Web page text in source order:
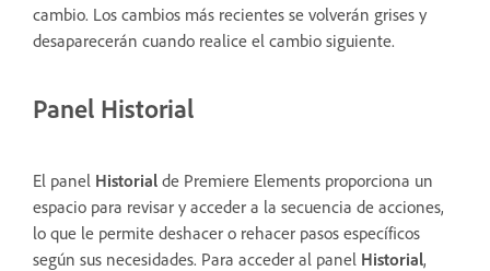
cambio. Los cambios más recientes se volverán grises y
desaparecerán cuando realice el cambio siguiente.
Panel Historial
El panel Historial de Premiere Elements proporciona un
espacio para revisar y acceder a la secuencia de acciones,
lo que le permite deshacer o rehacer pasos específicos
según sus necesidades. Para acceder al panel Historial,